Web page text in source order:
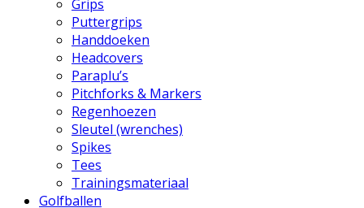
Grips
Puttergrips
Handdoeken
Headcovers
Paraplu’s
Pitchforks & Markers
Regenhoezen
Sleutel (wrenches)
Spikes
Tees
Trainingsmateriaal
Golfballen